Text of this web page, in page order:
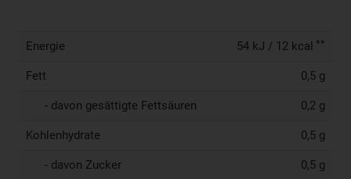
Energie 54 kJ / 12 kcal **
Fett 0,5 g
- davon gesättigte Fettsäuren 0,2 g
Kohlenhydrate 0,5 g
- davon Zucker 0,5 g